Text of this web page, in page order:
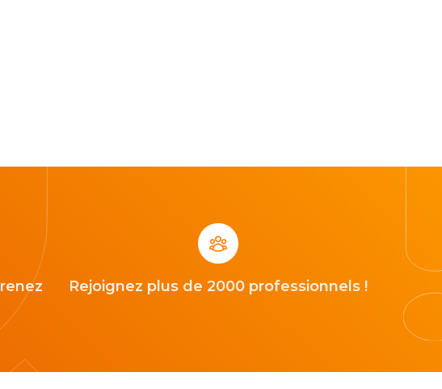
Rejoignez plus de 2000 professionnels !